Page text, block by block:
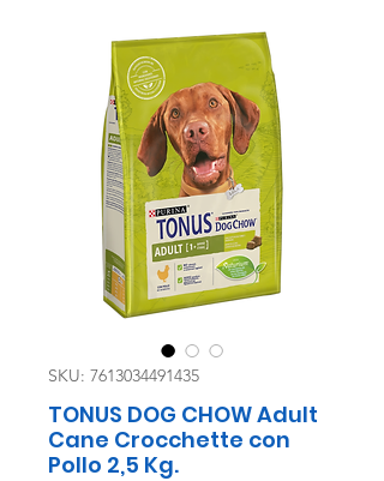
SKU: 7613034491435
TONUS DOG CHOW Adult
Cane Crocchette con
Pollo 2,5 Kg.